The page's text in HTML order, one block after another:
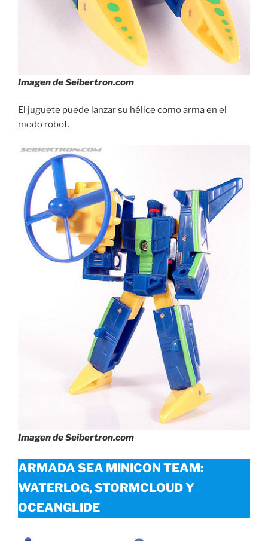
Imagen de Seibertron.com
El juguete puede lanzar su hélice como arma en el
modo robot.
Imagen de Seibertron.com
ARMADA SEA MINICON TEAM:
WATERLOG,STORMCLOUD Y
OCEANGLIDE